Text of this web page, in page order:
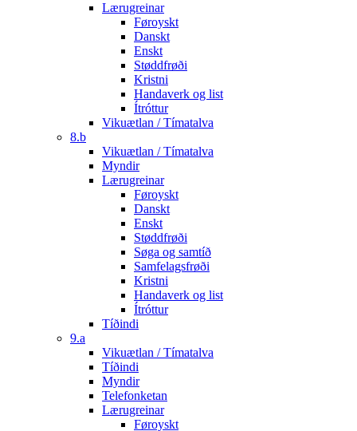
Lærugreinar
Føroyskt
Danskt
Enskt
Støddfrøði
Kristni
Handaverk og list
Ítróttur
Vikuætlan / Tímatalva
8.b
Vikuætlan / Tímatalva
Myndir
Lærugreinar
Føroyskt
Danskt
Enskt
Støddfrøði
Søga og samtíð
Samfelagsfrøði
Kristni
Handaverk og list
Ítróttur
Tíðindi
9.a
Vikuætlan / Tímatalva
Tíðindi
Myndir
Telefonketan
Lærugreinar
Føroyskt